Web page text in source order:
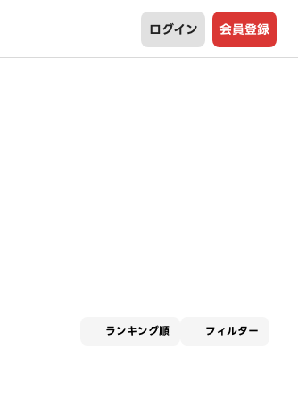
ログイン 会員登録
ランキング順 フィルター